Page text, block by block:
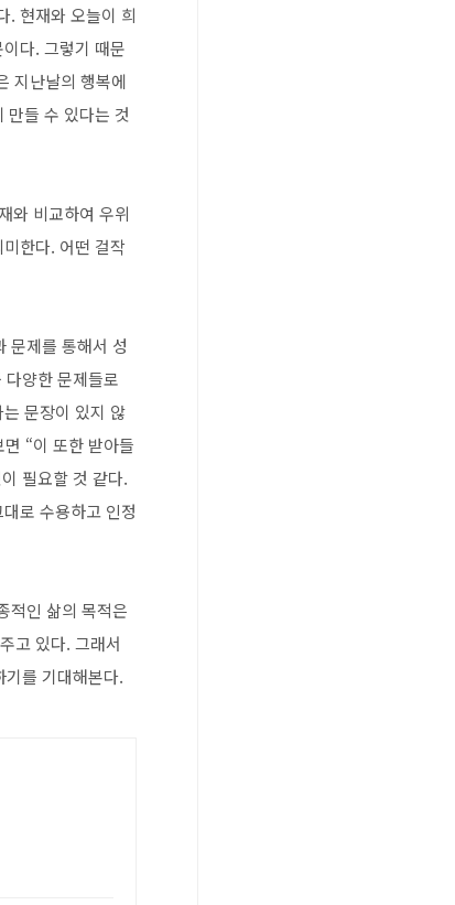
. 현재와 오늘이 희
다. 그렇기 때문
지난날의 행복에
만들 수 있다는 것
와 비교하여 우위
한다. 어떤 걸작
문제를 통해서 성
양한 문제들로
문장이 있지 않
“이 또한 받아들
필요할 것 같다.
로 수용하고 인정
적인 삶의 목적은
고 있다. 그래서
를 기대해본다.